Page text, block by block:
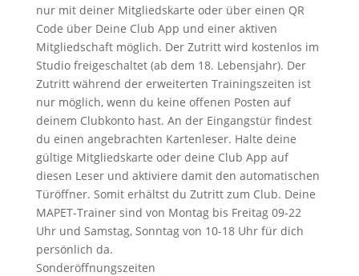
nur mit deiner Mitgliedskarte oder über einen QR
Code über Deine Club App und einer aktiven
Mitgliedschaft möglich. Der Zutritt wird kostenlos im
Studio freigeschaltet (ab dem 18. Lebensjahr). Der
Zutritt während der erweiterten Trainingszeiten ist
nur möglich, wenn du keine offenen Posten auf
deinem Clubkonto hast. An der Eingangstür findest
du einen angebrachten Kartenleser. Halte deine
gültige Mitgliedskarte oder deine Club App auf
diesen Leser und aktiviere damit den automatischen
Türöffner. Somit erhältst du Zutritt zum Club. Deine
MAPET-Trainer sind von Montag bis Freitag 09-22
Uhr und Samstag, Sonntag von 10-18 Uhr für dich
persönlich da.
Sonderöffnungszeiten